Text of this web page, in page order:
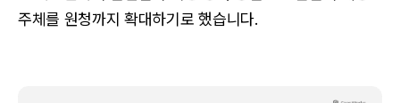
주체를 원청까지 확대하기로 했습니다.